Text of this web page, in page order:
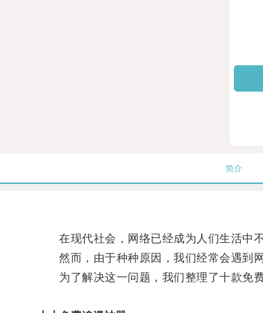
简介
在现代社会，网络已经成为人们生活中不
然而，由于种种原因，我们经常会遇到网
为了解决这一问题，我们整理了十款免费